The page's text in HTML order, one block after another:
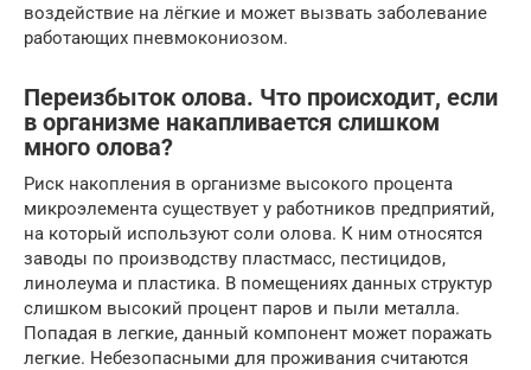
воздействие на лёгкие и может вызвать заболевание
работающих пневмокониозом.
Переизбыток олова. Что происходит, если
в организме накапливается слишком
много олова?
Риск накопления в организме высокого процента
микроэлемента существует у работников предприятий,
на который используют соли олова. К ним относятся
заводы по производству пластмасс, пестицидов,
линолеума и пластика. В помещениях данных структур
слишком высокий процент паров и пыли металла.
Попадая в легкие, данный компонент может поражать
легкие. Небезопасными для проживания считаются